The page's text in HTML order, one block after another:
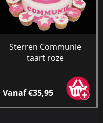
Sterren Communie
taart roze
Vanaf €35,95